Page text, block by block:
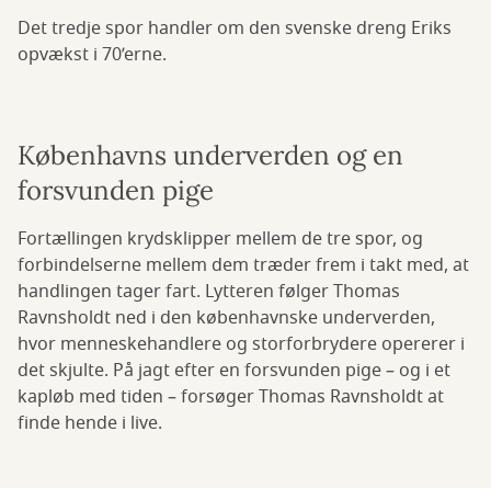
Det tredje spor handler om den svenske dreng Eriks
opvækst i 70’erne.
Københavns underverden og en
forsvunden pige
Fortællingen krydsklipper mellem de tre spor, og
forbindelserne mellem dem træder frem i takt med, at
handlingen tager fart. Lytteren følger Thomas
Ravnsholdt ned i den københavnske underverden,
hvor menneskehandlere og storforbrydere opererer i
det skjulte. På jagt efter en forsvunden pige – og i et
kapløb med tiden – forsøger Thomas Ravnsholdt at
finde hende i live.